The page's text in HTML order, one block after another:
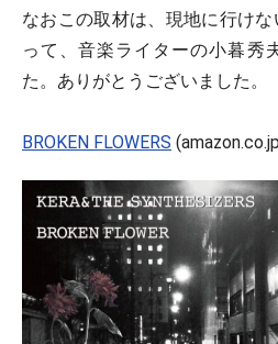
なおこの取材は、現地に行け
って、音楽ライターの小暮秀
た。ありがとうございました。
BROKEN FLOWERS